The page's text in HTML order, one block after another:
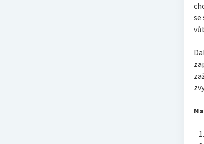
se